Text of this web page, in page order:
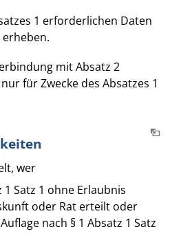
1 erforderlichen Daten
mit Absatz 2
für Zwecke des Absatzes 1
wer
1 Satz 1 ohne Erlaubnis
oder Rat erteilt oder
nach § 1 Absatz 1 Satz